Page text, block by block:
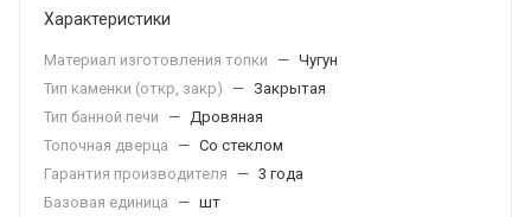
Характеристики
Материал изготовления топки — Чугун
Тип каменки (откр, закр)
— Закрытая
Тип банной печи
— Дровяная
Топочная дверца
— Со стеклом
Гарантия производителя
— 3 года
Базовая единица
— шт